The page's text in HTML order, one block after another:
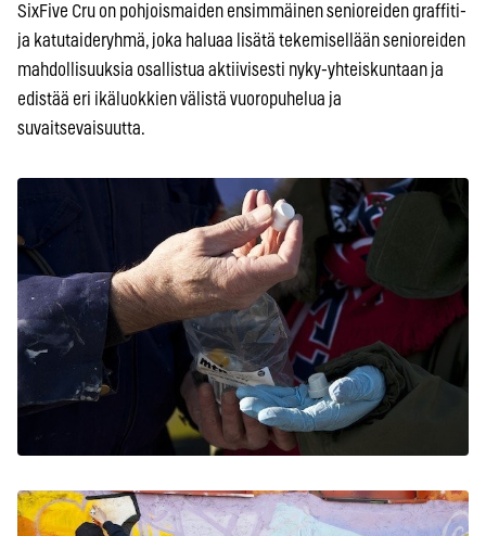
SixFive Cru on pohjoismaiden ensimmäinen senioreiden graffiti-
ja katutaideryhmä, joka haluaa lisätä tekemisellään senioreiden
mahdollisuuksia osallistua aktiivisesti nyky-yhteiskuntaan ja
edistää eri ikäluokkien välistä vuoropuhelua ja
suvaitsevaisuutta.